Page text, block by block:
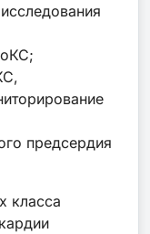
предсердия
класса